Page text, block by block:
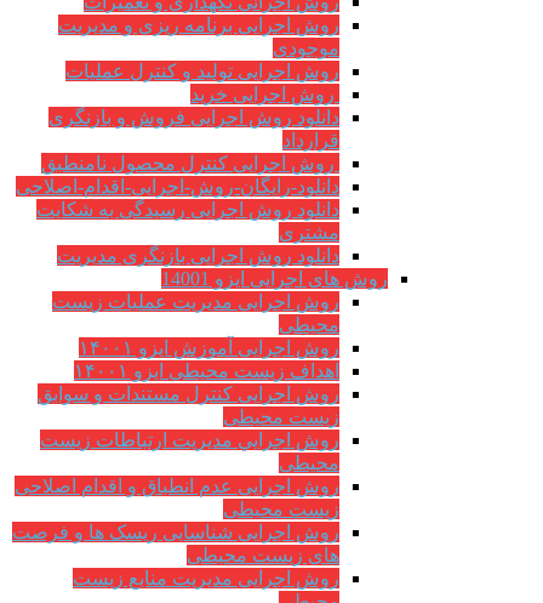
روش اجرایی برنامه ریزی و مدیریت
موجودی
روش اجرایی تولید و کنترل عملیات
روش اجرایی خرید
دانلود روش اجرایی فروش و بازنگری
قرارداد
روش اجرایی کنترل محصول نامنطبق
دانلود-رایگان-روش-اجرایی-اقدام-اصلاحی
دانلود روش اجرایی رسیدگی به شکایت
مشتری
دانلود روش اجرایی بازنگری مدیریت
روش های اجرایی ایزو 14001
روش اجرایی مدیریت عملیات زیست
محیطی
روش اجرایی آموزش ایزو ۱۴۰۰۱
اهداف زیست محیطی ایزو ۱۴۰۰۱
روش اجرایی کنترل مستندات و سوابق
زیست محیطی
روش اجرايي مدیریت ارتباطات زیست
محیطی
روش اجرایی عدم انطباق و اقدام اصلاحی
زیست محیطی
روش اجرایی شناسایی ریسک ها و فرصت
های زیست محیطی
روش اجرایی مدیریت منابع زیست